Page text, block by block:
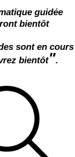
guidée
bientôt
sont en cours
bientôt".